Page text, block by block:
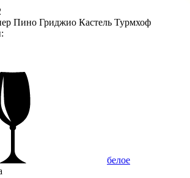
Пино Гриджио Кастель Турмхоф
белое